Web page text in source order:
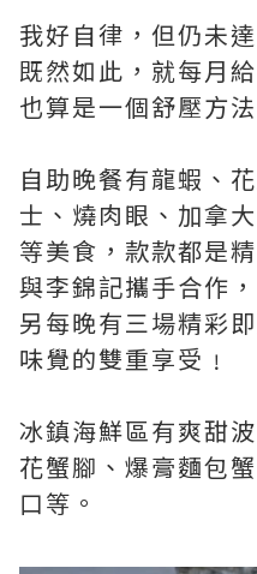
我好自律，但仍未
既然如此，就每月
也算是一個舒壓方法
自助晚餐有龍蝦、
士、燒肉眼、加拿
等美食，款款都是
與李錦記攜手合作
另每晚有三場精彩
味覺的雙重享受﹗
冰鎮海鮮區有爽甜
花蟹腳、爆膏麵包
口等。